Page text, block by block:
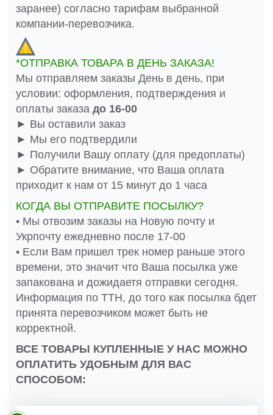
заранее) согласно тарифам выбранной
компании-перевозчика.
*ОТПРАВКА ТОВАРА В ДЕНЬ ЗАКАЗА!
Мы отправляем заказы День в день, при
условии: оформления, подтверждения и
оплаты заказа до 16-00
► Вы оставили заказ
► Мы его подтвердили
► Получили Вашу оплату (для предоплаты)
► Обратите внимание, что Ваша оплата
приходит к нам от 15 минут до 1 часа
КОГДА ВЫ ОТПРАВИТЕ ПОСЫЛКУ?
• Мы отвозим заказы на Новую почту и
Укрпочту ежедневно после 17-00
• Если Вам пришел трек номер раньше этого
времени, это значит что Ваша посылка уже
запакована и дожидаетя отправки сегодня.
Информация по ТТН, до того как посылка бдет
принята перевозчиком может быть не
корректной.
ВСЕ ТОВАРЫ КУПЛЕННЫЕ У НАС МОЖНО
ОПЛАТИТЬ УДОБНЫМ ДЛЯ ВАС
СПОСОБОМ: